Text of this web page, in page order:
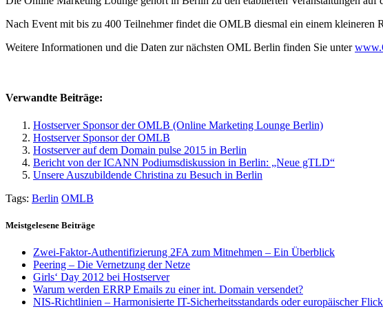
Nach Event mit bis zu 400 Teilnehmer findet die OMLB diesmal ein einem kleineren
Weitere Informationen und die Daten zur nächsten OML Berlin finden Sie unter
Verwandte Beiträge:
Hostserver Sponsor der OMLB (Online Marketing Lounge Berlin)
Hostserver Sponsor der OMLB
Hostserver auf dem Domain pulse 2015 in Berlin
Bericht von der ICANN Podiumsdiskussion in Berlin: „Neue gTLD“
Unsere Auszubildende Christina zu Besuch in Berlin
Tags: Berlin OMLB
Meistgelesene Beiträge
Zwei-Faktor-Authentifizierung 2FA zum Mitnehmen – Ein Überblick
Peering – Die Vernetzung der Netze
Girls‘ Day 2012 bei Hostserver
Warum werden ERRP Emails zu einer int. Domain versendet?
NIS-Richtlinien – Harmonisierte IT-Sicherheitsstandards oder europäischer